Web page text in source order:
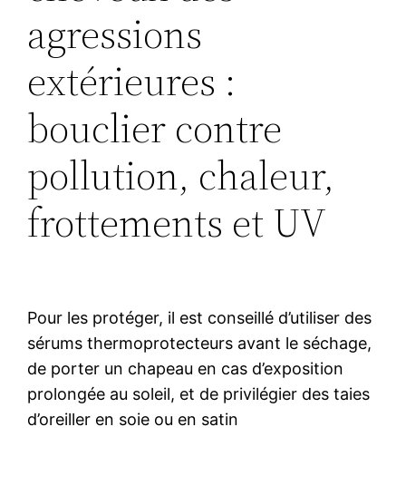
agressions
extérieures :
bouclier contre
pollution, chaleur,
frottements et UV
Pour les protéger, il est conseillé d’utiliser des
sérums thermoprotecteurs avant le séchage,
de porter un chapeau en cas d’exposition
prolongée au soleil, et de privilégier des taies
d’oreiller en soie ou en satin